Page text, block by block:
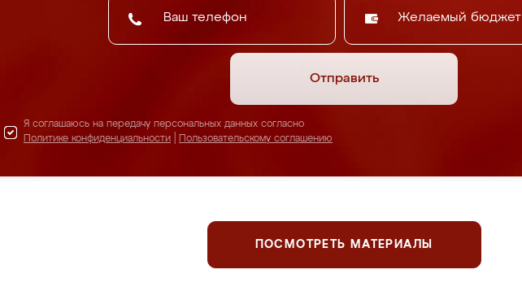
Желаемый бюджет
Отправить
Я соглашаюсь на передачу персональных данных согласно
Политике конфиденциальности
Пользовательскому соглашению
ПОСМОТРЕТЬ МАТЕРИАЛЫ